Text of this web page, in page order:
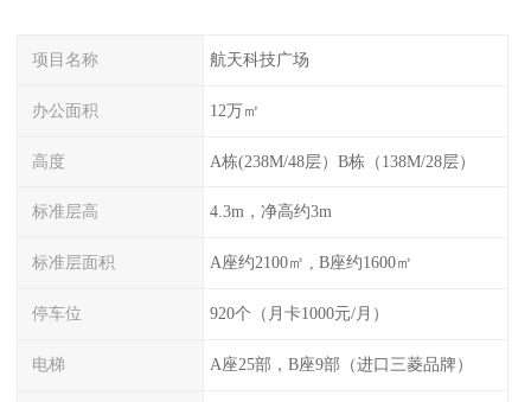
项目名称 航天科技广场
办公面积 12万㎡
高度 A栋(238M/48层）B栋（138M/28层）
标准层高 4.3m，净高约3m
标准层面积 A座约2100㎡ , B座约1600㎡
停车位 920个（月卡1000元/月）
电梯 A座25部，B座9部（进口三菱品牌）